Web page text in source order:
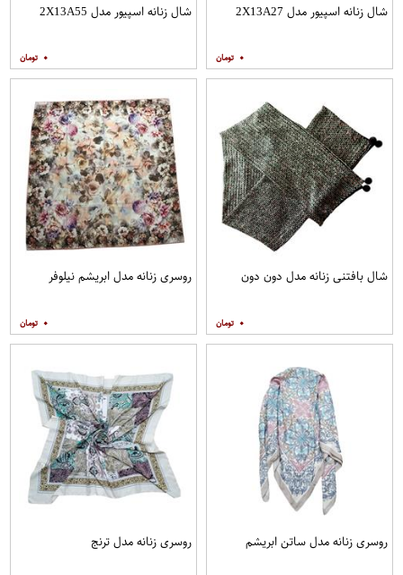
شال زنانه اسپیور مدل 2X13A27
۰
شال زنانه اسپیور مدل 2X13A55
۰
شال بافتنی زنانه مدل دون دون
۰
روسری زنانه مدل ابریشم نیلوفر
۰
روسری زنانه مدل ساتن ابریشم روسری زنانه مدل ترنج